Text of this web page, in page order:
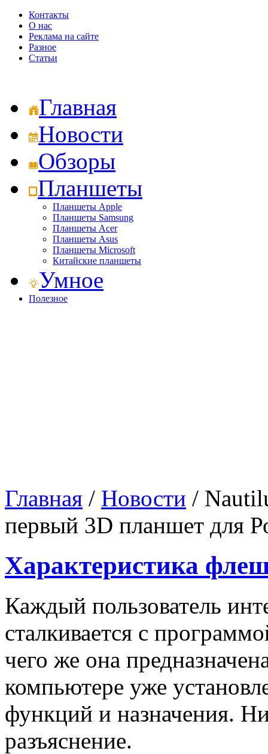
Контакты
О нас
Реклама на сайте
Разное
Статьи
Главная
Новости
Обзоры
Планшеты
Планшеты Apple
Планшеты Samsung
Планшеты Acer
Планшеты Asus
Планшеты Microsoft
Китайские планшеты
Умное
Полезное
Главная / Новости /
первый 3D планшет для
Характеристика
Каждый пользователь
сталкивается с
чего же она
компьютере уже
функций и назначения.
разъяснение.